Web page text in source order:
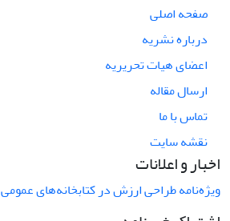
صفحه اصلی
درباره نشریه
اعضای هیات تحریریه
ارسال مقاله
تماس با ما
نقشه سایت
اخبار و اعلانات
ویژه‌نامه طراحی ارزش در کتابخانه‌های عمومی